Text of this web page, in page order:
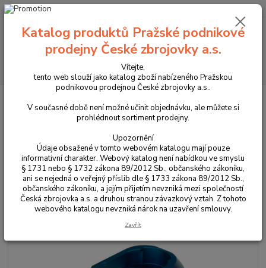
Menu
+420 225 375 800
dna a naváděče zásobníku
Navaděč zásobníku pro CZ 75 TS
Navaděč zásobníku pro CZ 75 TS
Katalog produktů Pražské podnikové
prodejny České zbrojovky a.s.
Vítejte,
tento web slouží jako katalog zboží nabízeného Pražskou
podnikovou prodejnou České zbrojovky a.s..
V současné době není možné učinit objednávku, ale můžete si
prohlédnout sortiment prodejny.
Upozornění
Údaje obsažené v tomto webovém katalogu mají pouze
informativní charakter. Webový katalog není nabídkou ve smyslu
§ 1731 nebo § 1732 zákona 89/2012 Sb., občanského zákoníku,
ani se nejedná o veřejný příslib dle § 1733 zákona 89/2012 Sb.,
občanského zákoníku, a jejím přijetím nevzniká mezi společností
Česká zbrojovka a.s. a druhou stranou závazkový vztah. Z tohoto
webového katalogu nevzniká nárok na uzavření smlouvy.
Zavřít